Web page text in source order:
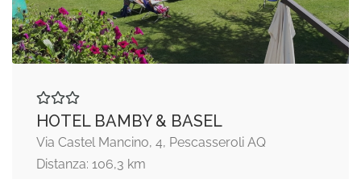
HOTEL BAMBY & BASEL
Via Castel Mancino, 4, Pescasseroli AQ
Distanza: 106,3 km